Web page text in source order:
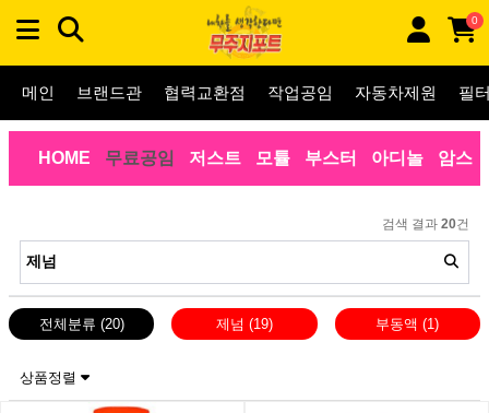
0
메인 브랜드관 협력교환점 작업공임 자동차제원 필
HOME 무료공임 저스트 모튤 부스터 아디놀 암스
검색 결과 20건
전체분류 (20) 제넘 (19) 부동액(1)
상품정렬